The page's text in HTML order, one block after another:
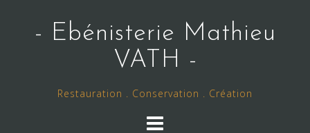
- Ebénisterie Mathieu
VATH -
Restauration . Conservation . Création